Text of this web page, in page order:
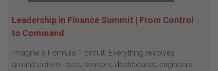
Leadership in Finance Summit | From Control
to Command
Imagine a Formula 1 circuit. Everything revolves
around control: data, sensors, dashboards, engineers.